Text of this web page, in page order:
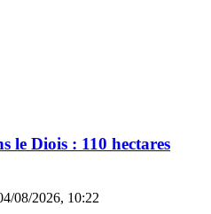
le Diois : 110 hectares
08/2026, 10:22